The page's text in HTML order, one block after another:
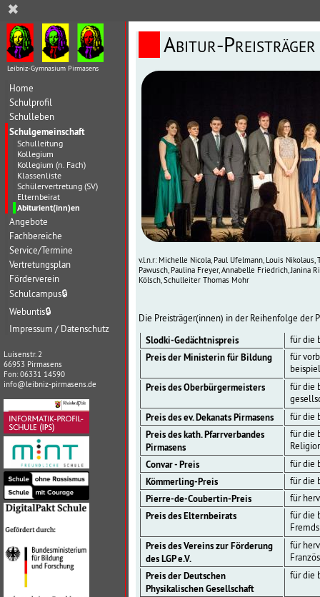
Leibniz-Gymnasium Pirmasens
Home
Schulprofil
Schulleben
Schulgemeinschaft
Schulleitung
Kollegium
Kollegium (n. Fach)
Klassenliste
Schülervertretung (SV)
Elternbeirat
Abiturient(inn)en
Angebote
Fachbereiche
Service/Termine
Vertretungsplan
Förderverein
Schulcampus🔒
Webuntis🔒
Impressum / Datenschutz
Luisenstr. 2
66953 Pirmasens
Fon: 06331 14590
info@leibniz-pirmasens.de
Abitur-
v.l.n.r: Michelle Nicola, Paul Ufelmann, Louis
Pawusch, Paulina Freyer, Annabelle Friedrich,
Kölsch, Schulleiter Thomas Mohr
Die Preisträger(innen) in der Reihenfolge der
Slodki-Gedächtnispreis für die
Preis der Ministerin für Bildung
für
Preis des Oberbürgermeisters
für die
Preis des ev. Dekanats Pirmasens für die
Preis des kath. Pfarrverbandes
Pirmasens
für die
Convar - Preis für die
Kömmerling-Preis für die
Pierre-de-Coubertin-Preis für
Preis des Elternbeirats
für die
Preis des Vereins zur Förderung
des LGP e.V.
für
Preis der Deutschen
Physikalischen Gesellschaft
für die
✖